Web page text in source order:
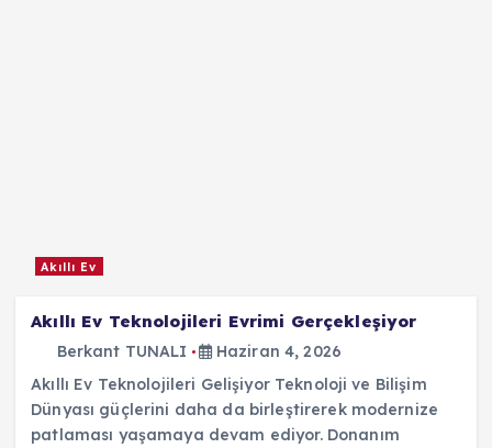
Akıllı Ev
Akıllı Ev Teknolojileri Evrimi Gerçekleşiyor
Berkant TUNALI
Haziran 4, 2026
Akıllı Ev Teknolojileri Gelişiyor Teknoloji ve Bilişim
Dünyası güçlerini daha da birleştirerek modernize
patlaması yaşamaya devam ediyor. Donanım